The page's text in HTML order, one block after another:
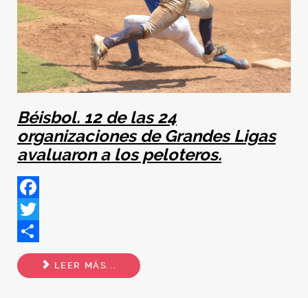
Béisbol. 12 de las 24
organizaciones de Grandes Ligas
avaluaron a los peloteros.
Facebook
Twitter
Share
LEER MÁS...